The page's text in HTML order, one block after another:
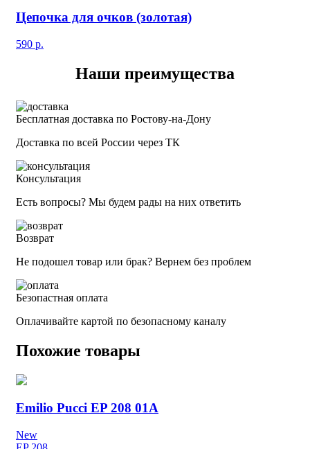
Цепочка для очков (золотая)
590 р.
Наши преимущества
Бесплатная доставка по Ростову-на-Дону
Доставка по всей России через ТК
Консультация
Есть вопросы? Мы будем рады на них ответить
Возврат
Не подошел товар или брак? Вернем без проблем
Безопастная оплата
Оплачивайте картой по безопасному каналу
Похожие товары
Emilio Pucci EP 208 01A
New